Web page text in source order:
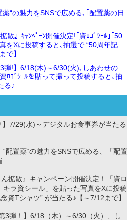
薬“の魅力をSNSで広める､｢配置薬の日
散』ｷｬﾝﾍﾟｰﾝ開催決定!｢資ﾛｺﾞｼｰﾙ｣｢50
をXに投稿すると､抽選で “50周年記
で】
弾!】6/18(木)～6/30(火)､しあわせの
ﾛｺﾞｼｰﾙを貼って撮って投稿すると､抽
る♪
】7/29(水)～デジタルお食事券が当たる
配置薬“の魅力をSNSで広める、「配置
拡散』キャンペーン開催決定！「資ロ
キラ資シール」を貼った写真をXに投稿
資Tシャツ” が当たる♪【～7/12まで】
3弾！】6/18（木）～6/30（火）、し